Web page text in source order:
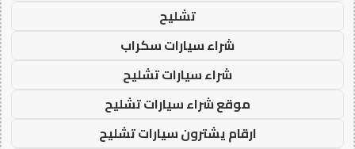
تشليح
شراء سيارات سكراب
شراء سيارات تشليح
موقع شراء سيارات تشليح
ارقام يشترون سيارات تشليح